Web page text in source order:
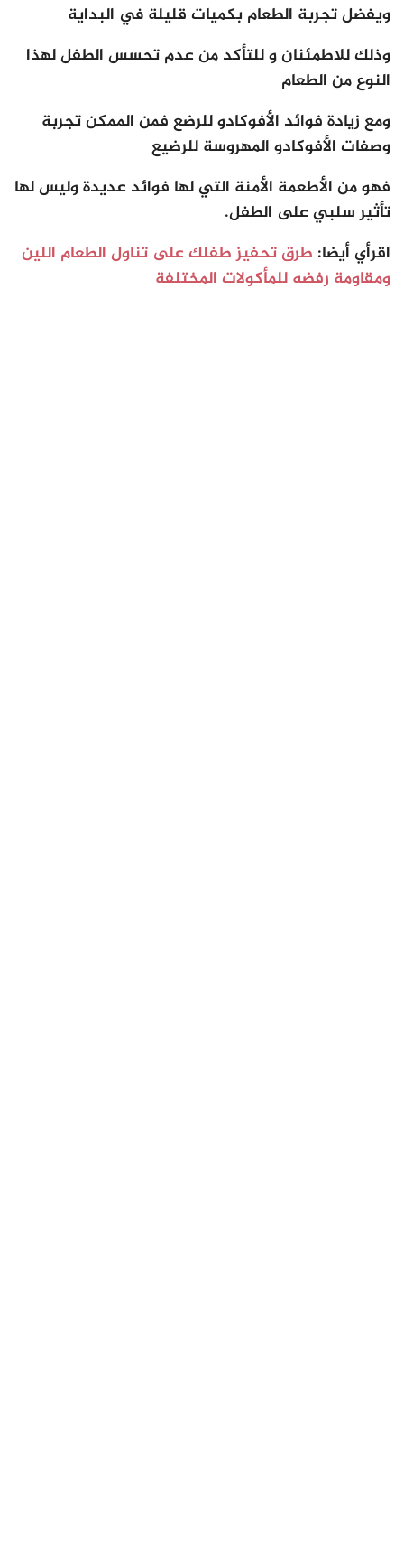
ويفضل تجربة الطعام بكميات قليلة في البداية
وذلك للاطمئنان و للتأكد من عدم تحسس الطفل لهذا
النوع من الطعام
ومع زيادة فوائد الأفوكادو للرضع فمن الممكن تجربة
وصفات الأفوكادو المهروسة للرضيع
فهو من الأطعمة الأمنة التي لها فوائد عديدة وليس لها
تأثير سلبي على الطفل.
اقرأي أيضا: طرق تحفيز طفلك على تناول الطعام اللين
ومقاومة رفضه للمأكولات المختلفة